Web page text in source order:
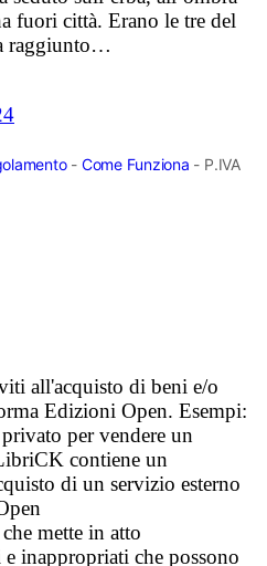
fuori città. Erano le tre del
raggiunto…
- Come Funziona - P.IVA
all'acquisto di beni e/o
Edizioni Open. Esempi:
per vendere un
contiene un
di un servizio esterno
mette in atto
inappropriati che possono